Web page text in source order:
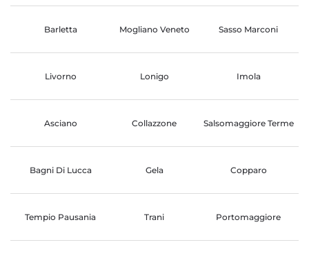
Barletta Mogliano Veneto Sasso Marconi
Livorno Lonigo Imola
Asciano Collazzone Salsomaggiore Terme
Bagni Di Lucca Gela Copparo
Tempio Pausania Trani Portomaggiore